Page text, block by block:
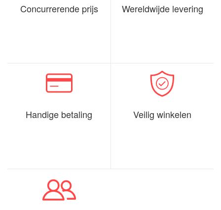
Concurrerende prijs Wereldwijde levering
Handige betaling Veilig winkelen